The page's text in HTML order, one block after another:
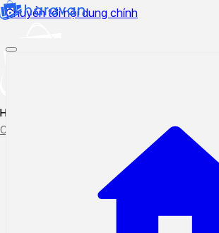
Chuyển tới nội dung chính
Hướng dẫn sử dụng
Cập nhật tính năng mới
Theo dõi ticket